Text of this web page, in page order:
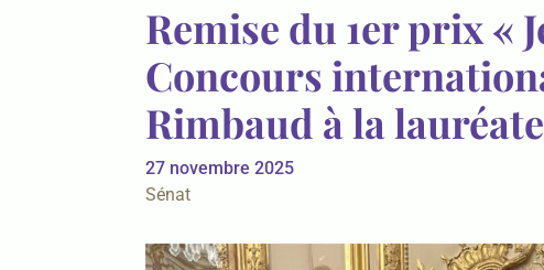
Remise du 1er prix «
Concours
Rimbaud à la
27 novembre 2025
Sénat